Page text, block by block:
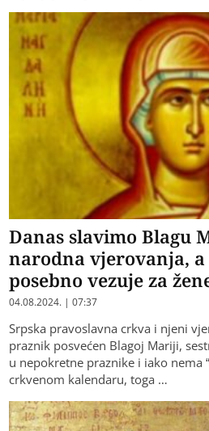
Danas slavimo Blagu
narodna vjerovanja, a
posebno vezuje za
04.08.2024. | 07:37
Srpska pravoslavna crkva i njeni
praznik posvećen Blagoj Mariji,
u nepokretne praznike i iako nema
crkvenom kalendaru, toga …